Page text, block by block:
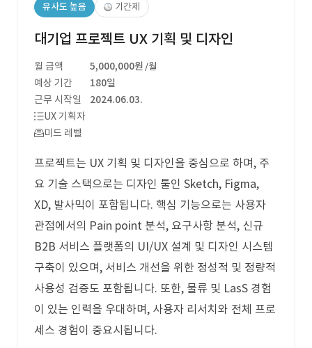
유사도 높음 기간제
대기업 프로젝트 UX 기획 및 디자인
월 금액 5,000,000원 /월
예상 기간
180일
근무 시작일
2024.06.03.
UX 기획자
미드 레벨
프로젝트는 UX 기획 및 디자인을 중심으로 하며, 주
요 기술 스택으로는 디자인 툴인 Sketch, Figma,
XD, 발사믹이 포함됩니다. 핵심 기능으로는 사용자
관점에서의 Pain point 분석, 요구사항 분석, 신규
B2B 서비스 플랫폼의 UI/UX 설계 및 디자인 시스템
구축이 있으며, 서비스 개선을 위한 정성적 및 정량적
사용성 검증도 포함됩니다. 또한, 물류 및 LasS 경험
이 있는 인력을 우대하며, 사용자 리서치와 전체 프로
세스 경험이 중요시됩니다.